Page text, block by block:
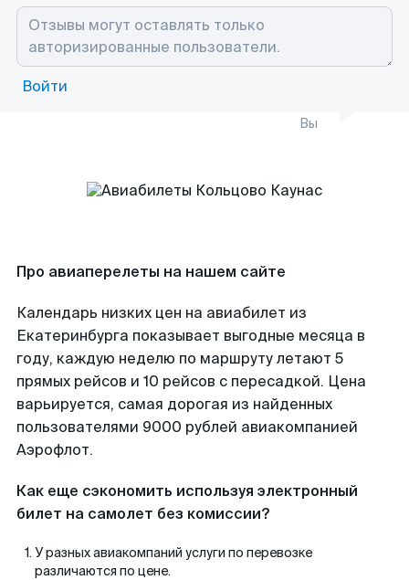
Войти
Вы
Про авиаперелеты на нашем сайте
Календарь низких цен на авиабилет из
Екатеринбурга показывает выгодные месяца в
году, каждую неделю по маршруту летают 5
прямых рейсов и 10 рейсов с пересадкой. Цена
варьируется, самая дорогая из найденных
пользователями 9000 рублей авиакомпанией
Аэрофлот.
Как еще сэкономить используя электронный
билет на самолет без комиссии?
У разных авиакомпаний услуги по перевозке
различаются по цене.